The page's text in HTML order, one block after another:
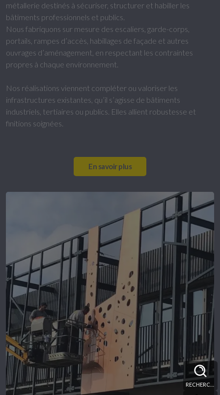
RECHERCHE
métallerie destinés à sécuriser, structurer et habiller les
bâtiments professionnels et publics.
Nous fabriquons sur mesure des escaliers, garde-corps,
portails, rampes d’accès, habillages de façade et autres
ouvrages d’aménagement, en respectant les contraintes
propres à chaque environnement.
Nos réalisations viennent compléter ou valoriser les
infrastructures existantes, qu’il s’agisse de bâtiments
industriels, tertiaires ou publics. Elles allient robustesse et
finitions soignées.
En savoir plus